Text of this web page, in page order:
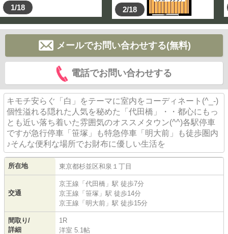
1/18 2/18
メールでお問い合わせする(無料)
電話でお問い合わせする
キモチ安らぐ「白」をテーマに室内をコーディネート(^_-)
個性溢れる隠れた人気を秘めた「代田橋」・・都心にもっ
とも近い落ち着いた雰囲気のオススメタウン(^^)各駅停車
ですが急行停車「笹塚」も特急停車「明大前」も徒歩圏内
♪そんな便利な場所でお財布に優しい生活を
所在地 東京都杉並区和泉 １丁目
交通
京王線 「代田橋 」駅 徒歩7分
京王線 「笹塚 」駅 徒歩14分
京王線 「明大前 」駅 徒歩15分
間取り/
詳細
1R
洋室 5.1帖